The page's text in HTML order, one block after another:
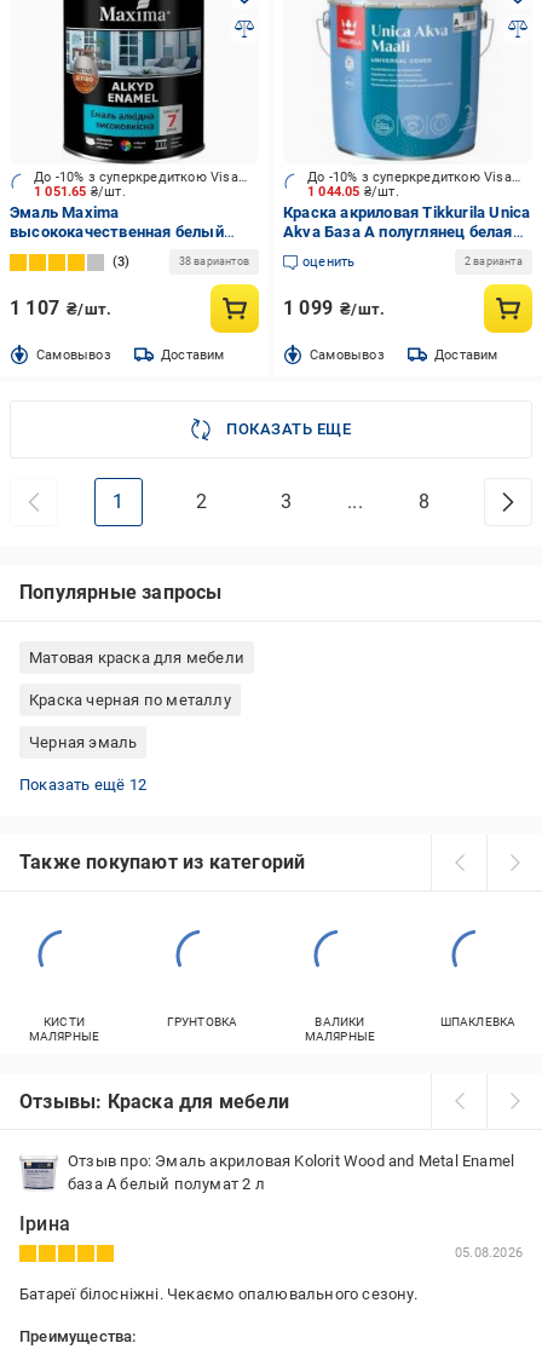
1 051.65 ₴/шт.
До -10% з суперкредиткою Visa Вигода
Эмаль Maxima
высококачественная белый
глянец 2,3 кг
3 38 вариантов
1 107 ₴/шт.
Cамовывоз Доставим
1 044.05 ₴/шт.
До -10% з суперкредиткою Visa Вигода
Краска акриловая Tikkurila Unica
Akva База А полуглянец белая
0,9 л
оценить 2 варианта
1 099 ₴/шт.
Cамовывоз Доставим
ПОКАЗАТЬ ЕЩЕ
1 2 3 ... 8
Популярные запросы
Матовая краска для мебели
Краска черная по металлу
Черная эмаль
Силиконовая краска для наружных работ
Резиновая краска 12 кг
Краска декоративная для стен
Черная молотковая краска
Краска акриловая красная
Эмаль для мебели
Краска для бетонных пола
Красная эмаль
Краска с колорированием Caparol
Эмаль для восстановления ванн
Эмаль для кухни
Черная матовая краска
Показать ещё 12
Также покупают из категорий
КИСТИ
МАЛЯРНЫЕ
ГРУНТОВКА
ВАЛИКИ
МАЛЯРНЫЕ
ШПАКЛЕВКА
Отзывы: Краска для мебели
Отзыв про: Эмаль акриловая Kolorit Wood and Metal Enamel
база А белый полумат 2 л
Ірина
05.08.2026
Батареї білосніжні. Чекаємо опалювального сезону.
Преимущества: